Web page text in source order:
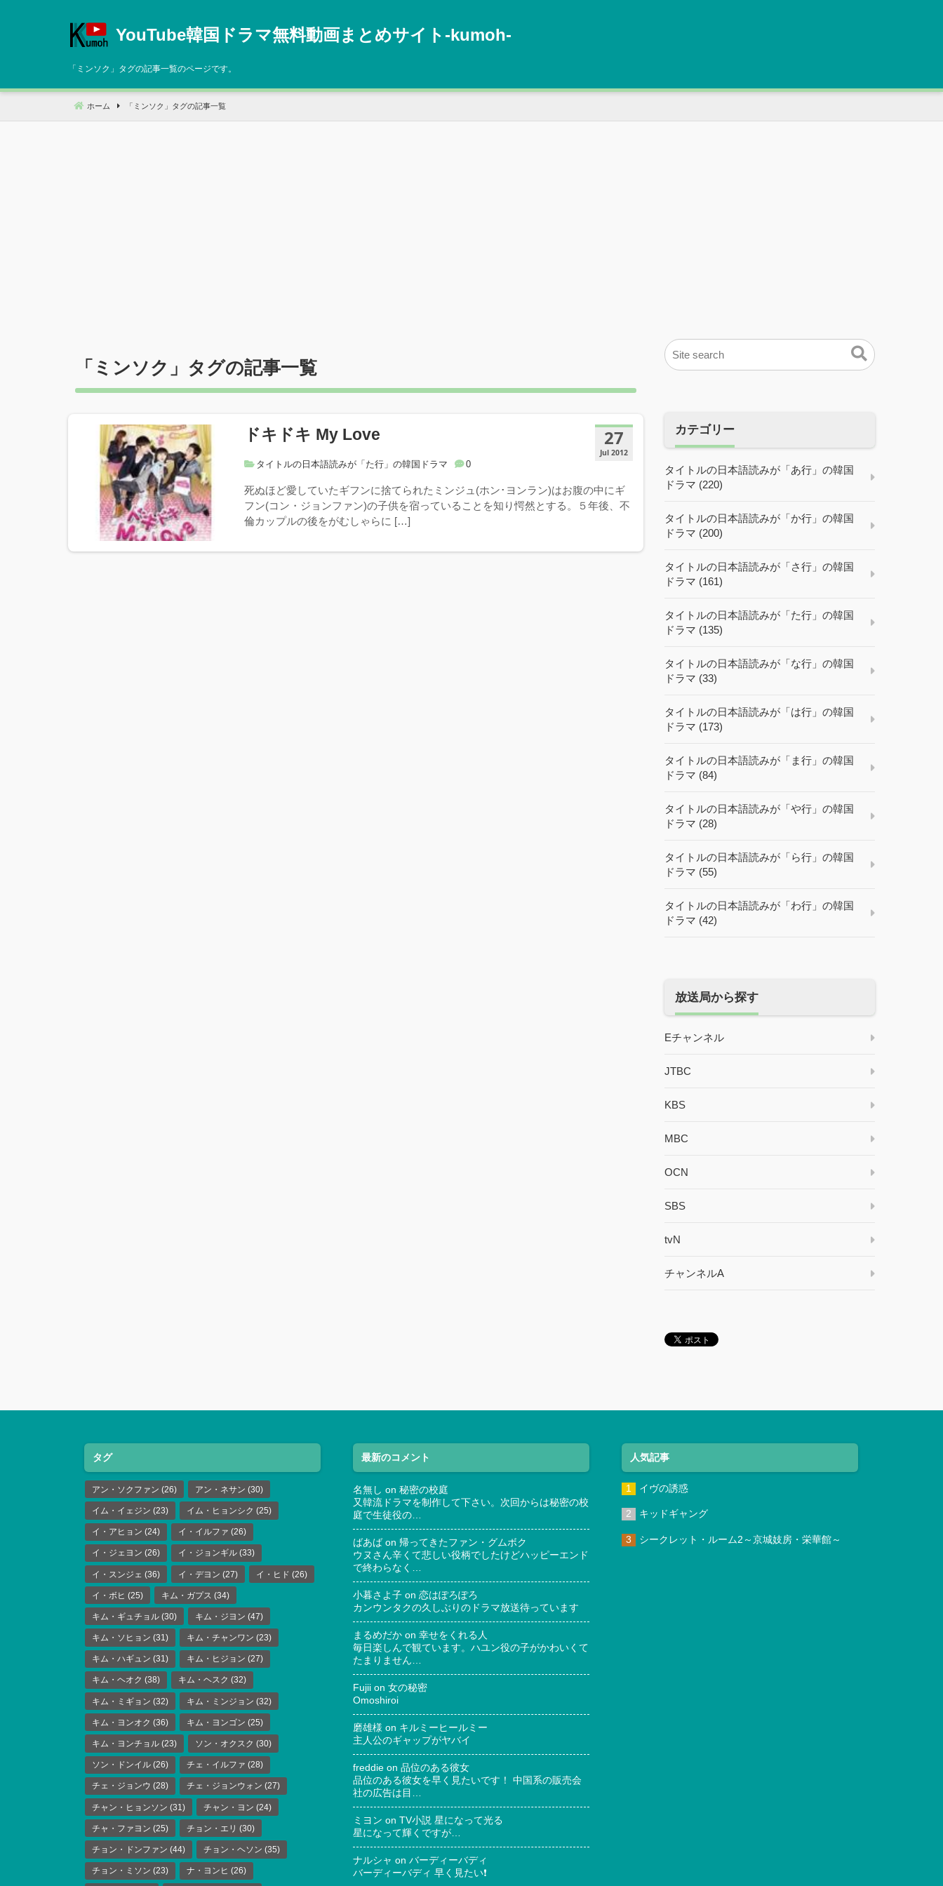
へ
動
YouTube韓国ドラマ無料動画まとめサイト‐kumoh‐
「 ミンソク 」タグの記事一覧のページです。
ホーム 「 ミンソク 」タグの記事一覧
「 ミンソク 」タグの記事一覧
27
Jul 2012
ドキドキ My Love
タイトルの日本語読みが「た行」の韓国ドラマ 0
死ぬほど愛していたギフンに捨てられたミンジュ(ホン･ヨンラン)はお腹の中にギ
フン(コン・ジョンファン)の子供を宿っていることを知り愕然とする。５年後、不
倫カップルの後をがむしゃらに […]
カテゴリー
タイトルの日本語読みが「あ行」の韓国
ドラマ (220)
タイトルの日本語読みが「か行」の韓国
ドラマ (200)
タイトルの日本語読みが「さ行」の韓国
ドラマ (161)
タイトルの日本語読みが「た行」の韓国
ドラマ (135)
タイトルの日本語読みが「な行」の韓国
ドラマ (33)
タイトルの日本語読みが「は行」の韓国
ドラマ (173)
タイトルの日本語読みが「ま行」の韓国
ドラマ (84)
タイトルの日本語読みが「や行」の韓国
ドラマ (28)
タイトルの日本語読みが「ら行」の韓国
ドラマ (55)
タイトルの日本語読みが「わ行」の韓国
ドラマ (42)
放送局から探す
Eチャンネル
JTBC
KBS
MBC
OCN
SBS
tvN
チャンネルA
タグ
アン・ソクファン (26) アン・ネサン (30)
イム・イェジン (23) イム・ヒョンシク (25)
イ・アヒョン (24) イ・イルファ (26)
イ・ジェヨン (26) イ・ジョンギル (33)
イ・スンジェ (36) イ・デヨン (27) イ・ヒド (26)
イ・ボヒ (25) キム・ガプス (34)
キム・ギュチョル (30) キム・ジヨン (47)
キム・ソヒョン (31) キム・チャンワン (23)
キム・ハギュン (31) キム・ヒジョン (27)
キム・ヘオク (38) キム・ヘスク (32)
キム・ミギョン (32) キム・ミンジョン (32)
キム・ヨンオク (36) キム・ヨンゴン (25)
キム・ヨンチョル (23) ソン・オクスク (30)
ソン・ドンイル (26) チェ・イルファ (28)
チェ・ジョンウ (28) チェ・ジョンウォン (27)
チャン・ヒョンソン (31) チャン・ヨン (24)
チャ・ファヨン (25) チョン・エリ (30)
チョン・ドンファン (44) チョン・ヘソン (35)
チョン・ミソン (23) ナ・ヨンヒ (26)
最新のコメント
名無し on 秘密の校庭
又韓流ドラマを制作して下さい。次回からは秘密の校
庭で生徒役の…
ばあば on 帰ってきたファン・グムボク
ウヌさん辛くて悲しい役柄でしたけどハッピーエンド
で終わらなく…
小暮さよ子 on 恋はぽろぽろ
カンウンタクの久しぶりのドラマ放送待っています
まるめだか on 幸せをくれる人
毎日楽しんで観ています。ハユン役の子がかわいくて
たまりません…
Fujii on 女の秘密
Omoshiroi
磨雄様 on キルミーヒールミー
主人公のギャップがヤバイ
freddie on 品位のある彼女
品位のある彼女を早く見たいです！ 中国系の販売会
社の広告は目…
ミヨン on TV小説 星になって光る
星になって輝くですが…
ナルシャ on バーディーバディ
バーディーバディ 早く見たい❗
人気記事
イヴの誘惑
キッドギャング
シークレット・ルーム2～京城妓房・栄華館～